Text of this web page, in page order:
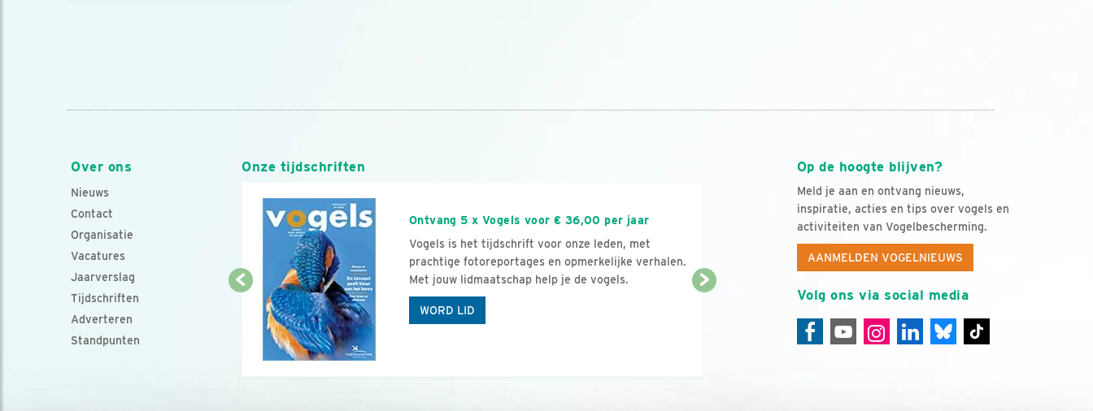
Over ons
Nieuws
Contact
Organisatie
Vacatures
Jaarverslag
Tijdschriften
Adverteren
Standpunten
Op de hoogte blijven?
Meld je aan en ontvang nieuws,
inspiratie, acties en tips over vogels en
activiteiten van Vogelbescherming.
AANMELDEN VOGELNIEUWS
Volg ons via social media
Onze tijdschriften
Ontvang 5 x Vogels voor € 36,00 per jaar
Vogels is het tijdschrift voor onze leden, met
prachtige fotoreportages en opmerkelijke verhalen.
Met jouw lidmaatschap help je de vogels.
WORD LID